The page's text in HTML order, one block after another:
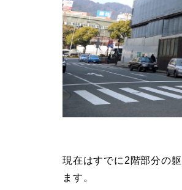
現在はすでに2階部分の
ます。